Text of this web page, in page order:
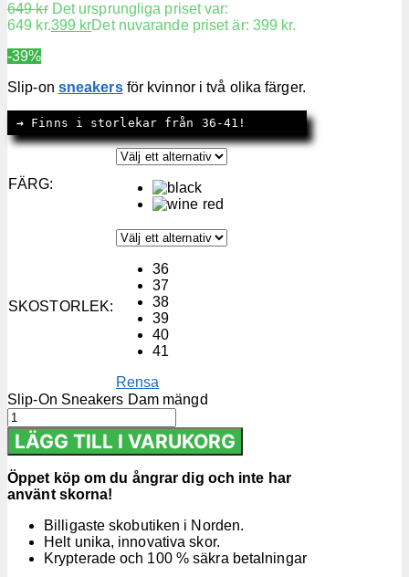
649kr Det ursprungliga priset var:
649 kr.399 krDet nuvarande priset är: 399 kr.
-39%
Slip-on sneakersför kvinnor i två olika färger.
→ Finns i storlekar från 36-41!
FÄRG:
SKOSTORLEK:
36
37
38
39
40
41
Rensa
Slip-On Sneakers Dam mängd
LÄGG TILL I VARUKORG
Öppet köp om du ångrar dig och inte har
använt skorna!
Billigaste skobutiken i Norden.
Helt unika, innovativa skor.
Krypterade och 100 % säkra betalningar